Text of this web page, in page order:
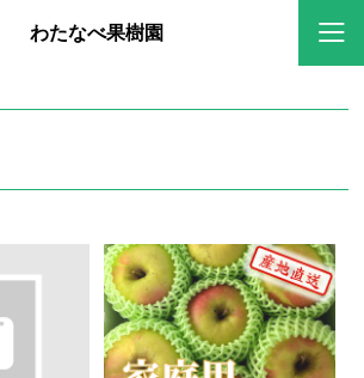
わたなべ果樹園